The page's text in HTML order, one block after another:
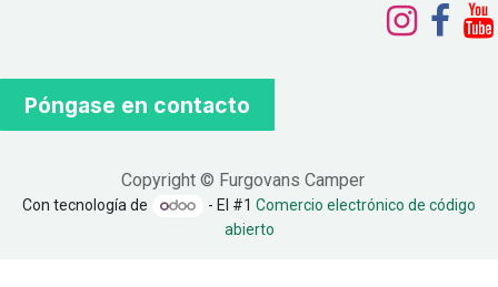
Póngase en contacto
Copyright © Furgovans Camper
Con tecnología de - El #1Comercio electrónico de código
abierto